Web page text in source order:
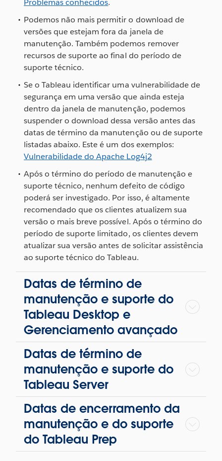
Problemas conhecidos.
Podemos não mais permitir o download de
versões que estejam fora da janela de
manutenção. Também podemos remover
recursos de suporte ao final do período de
suporte técnico.
Se o Tableau identificar uma vulnerabilidade de
segurança em uma versão que ainda esteja
dentro da janela de manutenção, podemos
suspender o download dessa versão antes das
datas de término da manutenção ou de suporte
listadas abaixo. Este é um dos exemplos:
Vulnerabilidade do Apache Log4j2
Após o término do período de manutenção e
suporte técnico, nenhum defeito de código
poderá ser investigado. Por isso, é altamente
recomendado que os clientes atualizem sua
versão o mais breve possível. Após o término do
período de suporte limitado, os clientes devem
atualizar sua versão antes de solicitar assistência
ao suporte técnico do Tableau.
Datas de término de
manutenção e suporte do
Tableau Desktop e
Gerenciamento avançado
Datas de término de
manutenção e suporte do
Tableau Server
Datas de encerramento da
manutenção e do suporte
do Tableau Prep